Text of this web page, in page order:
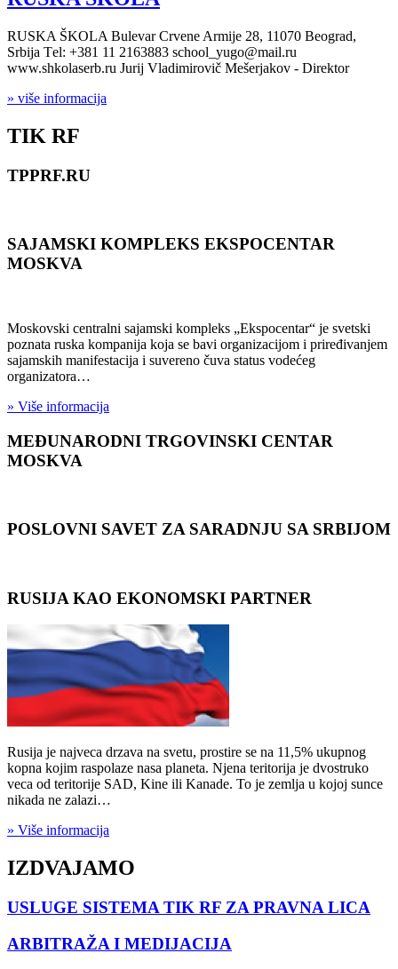
RUSKA ŠKOLA Bulevar Crvene Armije 28, 11070 Beograd,
Srbija Тel: +381 11 2163883 school_yugo@mail.ru
www.shkolaserb.ru Jurij Vladimirovič Mešerjakov - Direktor
» više informacija
TIK RF
TPPRF.RU
SAJAMSKI KOMPLEKS EKSPOCENTAR
MOSKVA
Moskovski centralni sajamski kompleks „Ekspocentar“ je svetski
poznata ruska kompanija koja se bavi organizacijom i priređivanjem
sajamskih manifestacija i suvereno čuva status vodećeg
organizatora…
» Više informacija
MEĐUNARODNI TRGOVINSKI CENTAR
MOSKVA
POSLOVNI SAVET ZA SARADNJU SA SRBIJOM
RUSIJA KAO EKONOMSKI PARTNER
Rusija je najveca drzava na svetu, prostire se na 11,5% ukupnog
kopna kojim raspolaze nasa planeta. Njena teritorija je dvostruko
veca od teritorije SAD, Kine ili Kanade. To je zemlja u kojoj sunce
nikada ne zalazi…
» Više informacija
IZDVAJAMO
USLUGE SISTEMA TIK RF ZA PRAVNA LICA
ARBITRAŽA I MEDIJACIJA